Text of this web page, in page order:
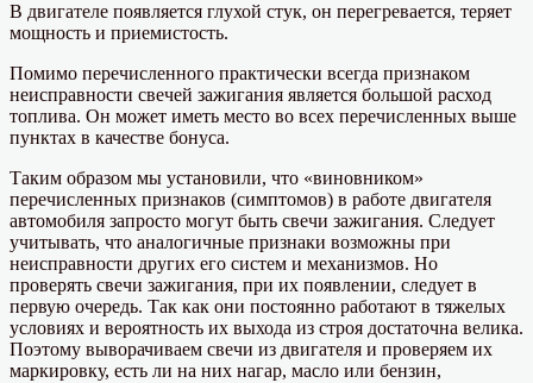
В двигателе появляется глухой стук, он перегревается, теряет
мощность и приемистость.
Помимо перечисленного практически всегда признаком
неисправности свечей зажигания является большой расход
топлива. Он может иметь место во всех перечисленных выше
пунктах в качестве бонуса.
Таким образом мы установили, что «виновником»
перечисленных признаков (симптомов) в работе двигателя
автомобиля запросто могут быть свечи зажигания. Следует
учитывать, что аналогичные признаки возможны при
неисправности других его систем и механизмов. Но
проверять свечи зажигания, при их появлении, следует в
первую очередь. Так как они постоянно работают в тяжелых
условиях и вероятность их выхода из строя достаточна велика.
Поэтому выворачиваем свечи из двигателя и проверяем их
маркировку, есть ли на них нагар, масло или бензин,